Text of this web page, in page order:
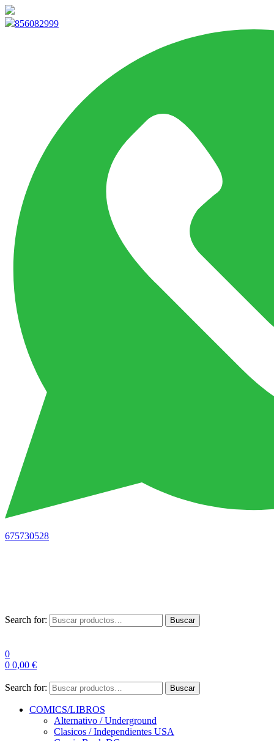
856082999
675730528
Search for: Buscar
0
0 0,00 €
Search for: Buscar
COMICS/LIBROS
Alternativo / Underground
Clasicos / Independientes USA